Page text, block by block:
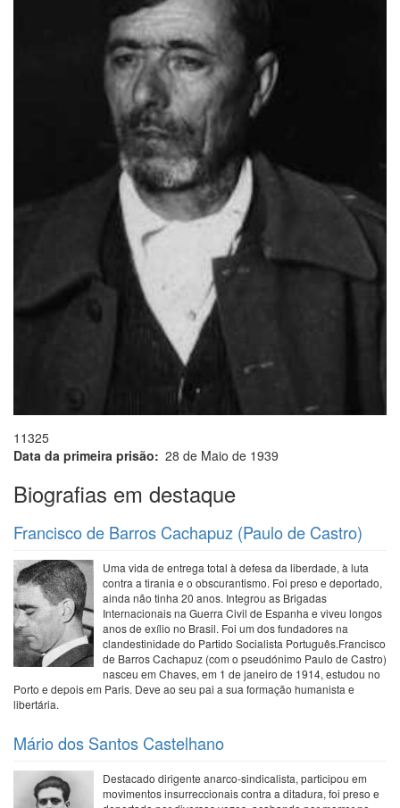
11325
Data da primeira prisão
28 de Maio de 1939
Biografias em destaque
Francisco de Barros Cachapuz (Paulo de Castro)
Uma vida de entrega total à defesa da liberdade, à luta
contra a tirania e o obscurantismo. Foi preso e deportado,
ainda não tinha 20 anos. Integrou as Brigadas
Internacionais na Guerra Civil de Espanha e viveu longos
anos de exílio no Brasil. Foi um dos fundadores na
clandestinidade do Partido Socialista Português.Francisco
de Barros Cachapuz (com o pseudónimo Paulo de Castro)
nasceu em Chaves, em 1 de janeiro de 1914, estudou no
Porto e depois em Paris. Deve ao seu pai a sua formação humanista e
libertária.
Mário dos Santos Castelhano
Destacado dirigente anarco-sindicalista, participou em
movimentos insurreccionais contra a ditadura, foi preso e